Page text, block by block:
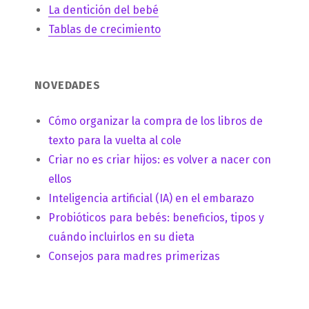
La dentición del bebé
Tablas de crecimiento
NOVEDADES
Cómo organizar la compra de los libros de
texto para la vuelta al cole
Criar no es criar hijos: es volver a nacer con
ellos
Inteligencia artificial (IA) en el embarazo
Probióticos para bebés: beneficios, tipos y
cuándo incluirlos en su dieta
Consejos para madres primerizas